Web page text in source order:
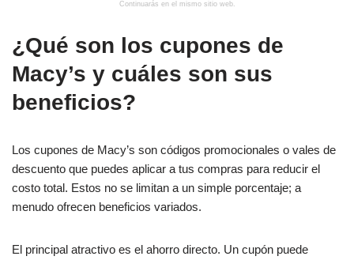
Continuarás en el mismo sitio web.
¿Qué son los cupones de
Macy’s y cuáles son sus
beneficios?
Los cupones de Macy’s son códigos promocionales o vales de
descuento que puedes aplicar a tus compras para reducir el
costo total. Estos no se limitan a un simple porcentaje; a
menudo ofrecen beneficios variados.
El principal atractivo es el ahorro directo. Un cupón puede